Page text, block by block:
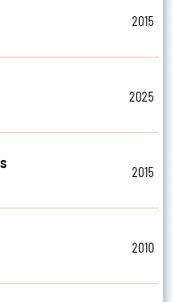
2015
2025
2015
2010